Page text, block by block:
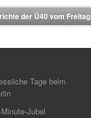
der Ü40 vom Freitag
Tage beim
Jubel